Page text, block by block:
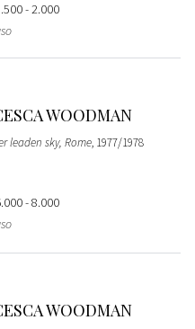
- 2.000
WOODMAN
leaden sky, Rome, 1977/1978
- 8.000
WOODMAN